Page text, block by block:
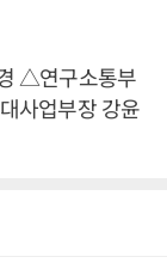
△연구소통부
사업부장 강윤